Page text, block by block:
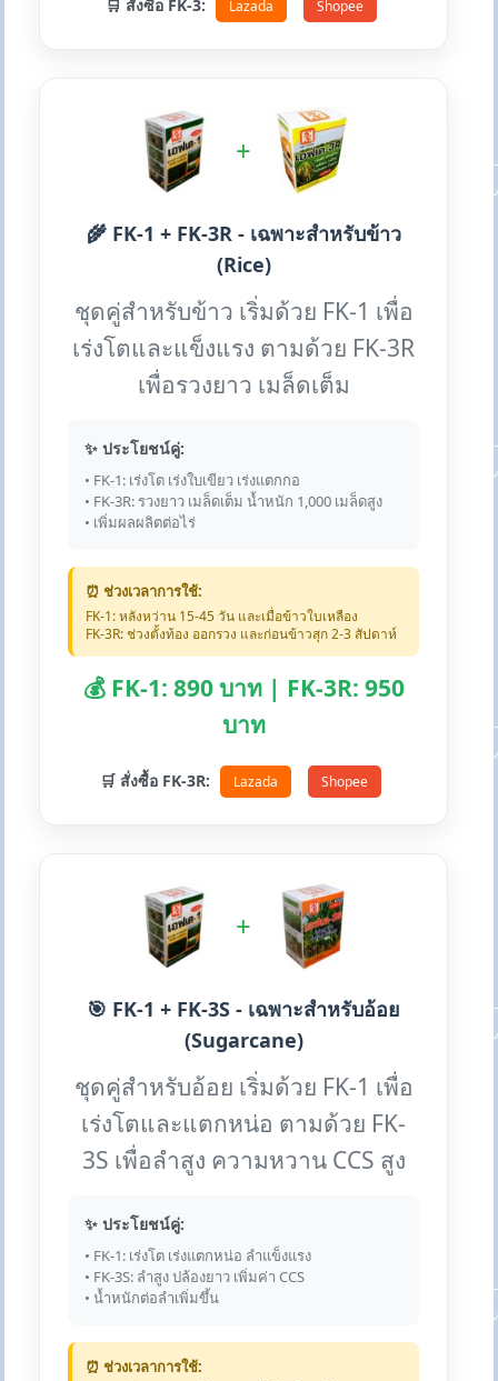
🛒 สั่งซื้อ FK-3: Lazada Shopee
+
🌾 FK-1 + FK-3R - เฉพาะสำหรับข้าว
(Rice)
ชุดคู่สำหรับข้าว เริ่มด้วย FK-1 เพื่อ
เร่งโตและแข็งแรง ตามด้วย FK-3R
เพื่อรวงยาว เมล็ดเต็ม
✨ ประโยชน์คู่:
• FK-1: เร่งโต เร่งใบเขียว เร่งแตกกอ
• FK-3R: รวงยาว เมล็ดเต็ม น้ำหนัก 1,000 เมล็ดสูง
• เพิ่มผลผลิตต่อไร่
⏰ ช่วงเวลาการใช้:
FK-1: หลังหว่าน 15-45 วัน และเมื่อข้าวใบเหลือง
FK-3R: ช่วงตั้งท้อง ออกรวง และก่อนข้าวสุก 2-3 สัปดาห์
💰 FK-1: 890 บาท | FK-3R: 950
บาท
🛒 สั่งซื้อ FK-3R: Lazada Shopee
+
🎯 FK-1 + FK-3S - เฉพาะสำหรับอ้อย
(Sugarcane)
ชุดคู่สำหรับอ้อย เริ่มด้วย FK-1 เพื่อ
เร่งโตและแตกหน่อ ตามด้วย FK-
3S เพื่อลำสูง ความหวาน CCS สูง
✨ ประโยชน์คู่:
• FK-1: เร่งโต เร่งแตกหน่อ ลำแข็งแรง
• FK-3S: ลำสูง ปล้องยาว เพิ่มค่า CCS
• น้ำหนักต่อลำเพิ่มขึ้น
⏰ ช่วงเวลาการใช้: